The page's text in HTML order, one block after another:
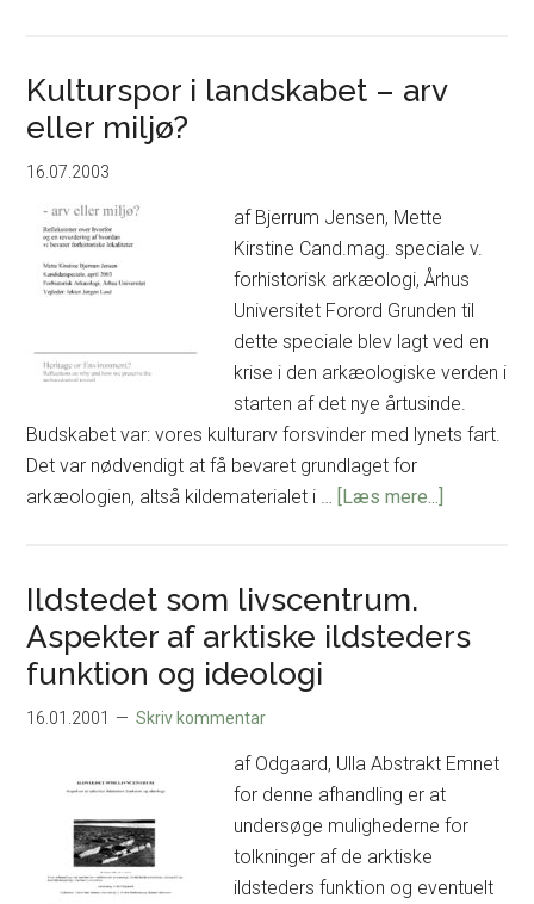
primært
øer.
Kulturspor i landskabet – arv
eller miljø?
16.07.2003
af Bjerrum Jensen, Mette
Kirstine Cand.mag. speciale v.
forhistorisk arkæologi, Århus
Universitet Forord Grunden til
dette speciale blev lagt ved en
krise i den arkæologiske verden i
starten af det nye årtusinde.
Budskabet var: vores kulturarv forsvinder med lynets fart.
Det var nødvendigt at få bevaret grundlaget for
arkæologien, altså kildematerialet i … [Læs mere...]
arv
Ildstedet som livscentrum.
Aspekter af arktiske ildsteders
funktion og ideologi
16.01.2001 Skriv kommentar
af Odgaard, Ulla Abstrakt Emnet
for denne afhandling er at
undersøge mulighederne for
tolkninger af de arktiske
ildsteders funktion og eventuelt